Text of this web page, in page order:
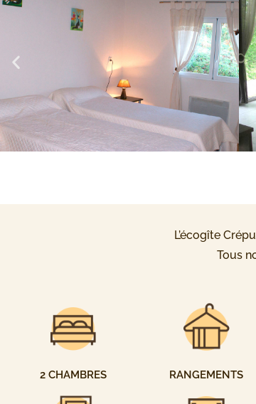
L’écogîte
Tous
2 CHAMBRES RANGEMENTS